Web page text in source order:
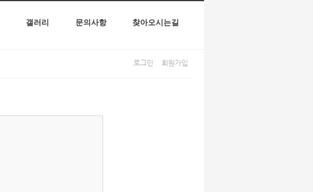
갤러리 문의사항 찾아오시는길
로그인 회원가입